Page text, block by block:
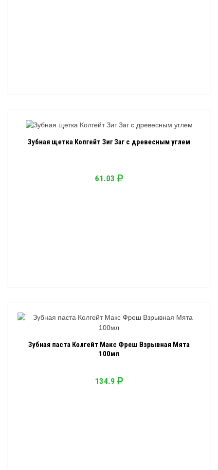
Зубная щетка Колгейт Зиг Заг с древесным углем
61.03
Зубная паста Колгейт Макс Фреш Взрывная Мята
100мл
134.9